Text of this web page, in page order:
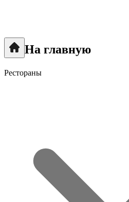
На главную
Рестораны